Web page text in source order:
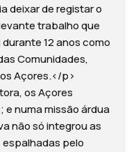
deixar de registar o
trabalho que
12 anos como
Comunidades,
Açores.</p>
os Açores
e numa missão árdua
não só integrou as
pelo